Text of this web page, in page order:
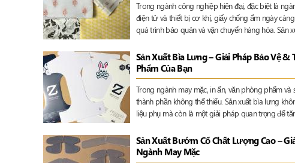
Trong ngành công nghiệp hiện đại, đặc biệt là
điện tử và thiết bị cơ khí, giấy chống ẩm ngày
quá trình bảo quản và vận chuyển hàng hóa. Sản
phí logistics và nâng cao hình ảnh thương hiệu
Sản Xuất Bìa Lưng – Giải Pháp Bảo Vệ &
Phẩm Của Bạn
Trong ngành may mặc, in ấn, văn phòng phẩm
thành phần không thể thiếu. Sản xuất bìa lưng
liệu phụ mà còn là một giải pháp quan trọng để
Sản Xuất Bướm Cổ Chất Lượng Cao –
Ngành May Mặc